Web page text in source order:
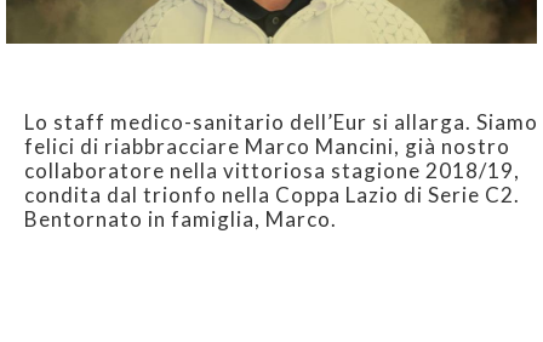
Lo staff medico-sanitario dell’Eur si allarga. Siamo
felici di riabbracciare Marco Mancini, già nostro
collaboratore nella vittoriosa stagione 2018/19,
condita dal trionfo nella Coppa Lazio di Serie C2.
Bentornato in famiglia, Marco.